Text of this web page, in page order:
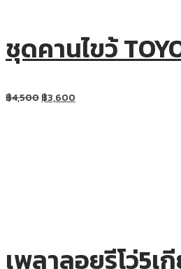
ชุดคานไขว้
฿4,500฿3,600
เพลาลอยรีโว่5เ